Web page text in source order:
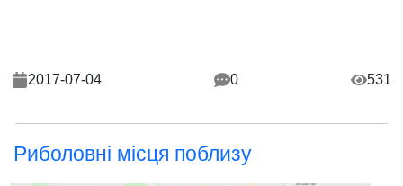
2017-07-04 0 531
Риболовні місця поблизу